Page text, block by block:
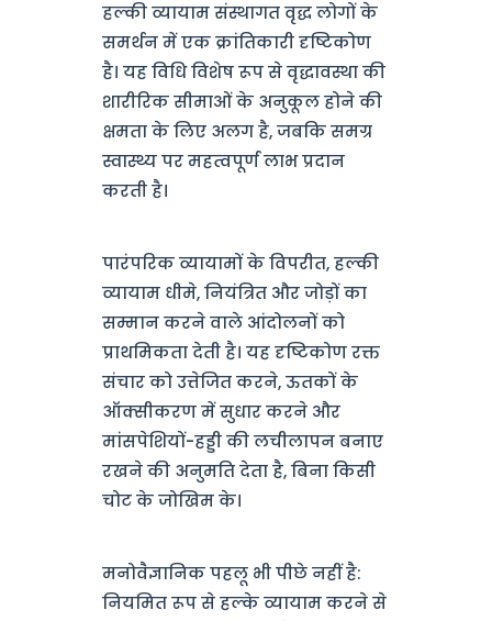
हल्की व्यायाम संस्थागत वृद्ध लोगों के
समर्थन में एक क्रांतिकारी दृष्टिकोण
है। यह विधि विशेष रूप से वृद्धावस्था की
शारीरिक सीमाओं के अनुकूल होने की
क्षमता के लिए अलग है, जबकि समग्र
स्वास्थ्य पर महत्वपूर्ण लाभ प्रदान
करती है।
पारंपरिक व्यायामों के विपरीत, हल्की
व्यायाम धीमे, नियंत्रित और जोड़ों का
सम्मान करने वाले आंदोलनों को
प्राथमिकता देती है। यह दृष्टिकोण रक्त
संचार को उत्तेजित करने, ऊतकों के
ऑक्सीकरण में सुधार करने और
मांसपेशियों-हड्डी की लचीलापन बनाए
रखने की अनुमति देता है, बिना किसी
चोट के जोखिम के।
मनोवैज्ञानिक पहलू भी पीछे नहीं है:
नियमित रूप से हल्के व्यायाम करने से